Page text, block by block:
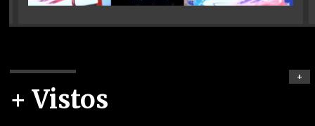
+ Vistos
+